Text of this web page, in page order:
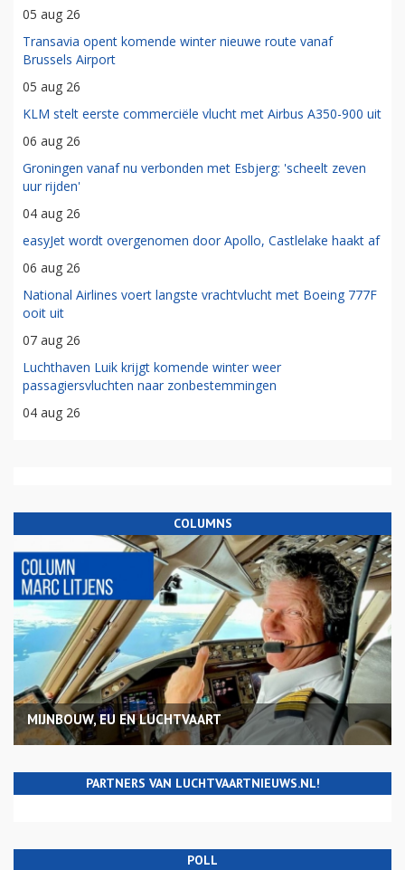
05 aug 26
Transavia opent komende winter nieuwe route vanaf
Brussels Airport
05 aug 26
KLM stelt eerste commerciële vlucht met Airbus A350-900 uit
06 aug 26
Groningen vanaf nu verbonden met Esbjerg: 'scheelt zeven
uur rijden'
04 aug 26
easyJet wordt overgenomen door Apollo, Castlelake haakt af
06 aug 26
National Airlines voert langste vrachtvlucht met Boeing 777F
ooit uit
07 aug 26
Luchthaven Luik krijgt komende winter weer
passagiersvluchten naar zonbestemmingen
04 aug 26
COLUMNS
MIJNBOUW, EU EN LUCHTVAART
PARTNERS VAN LUCHTVAARTNIEUWS.NL!
POLL